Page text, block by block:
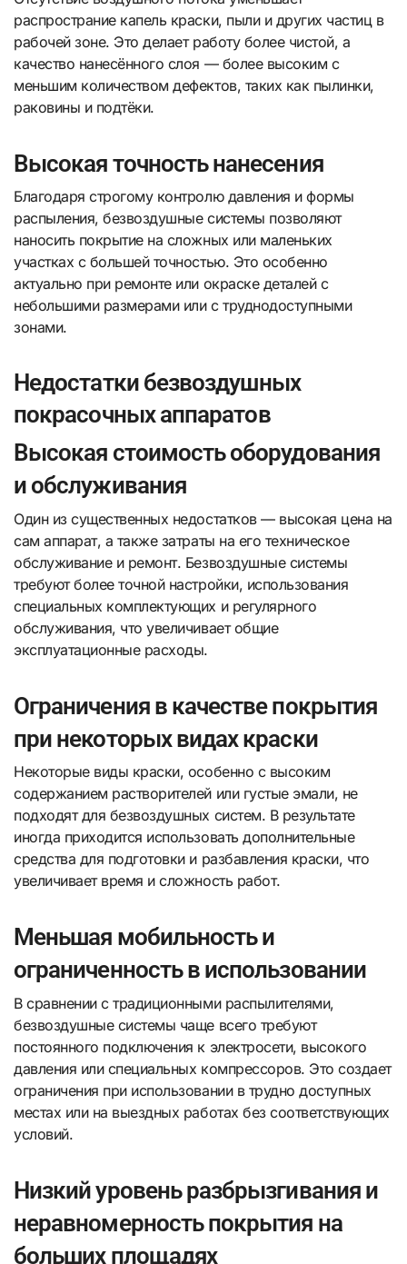
распространие капель краски, пыли и других частиц в
рабочей зоне. Это делает работу более чистой, а
качество нанесённого слоя — более высоким с
меньшим количеством дефектов, таких как пылинки,
раковины и подтёки.
Высокая точность нанесения
Благодаря строгому контролю давления и формы
распыления, безвоздушные системы позволяют
наносить покрытие на сложных или маленьких
участках с большей точностью. Это особенно
актуально при ремонте или окраске деталей с
небольшими размерами или с труднодоступными
зонами.
Недостатки безвоздушных
покрасочных аппаратов
Высокая стоимость оборудования
и обслуживания
Один из существенных недостатков — высокая цена на
сам аппарат, а также затраты на его техническое
обслуживание и ремонт. Безвоздушные системы
требуют более точной настройки, использования
специальных комплектующих и регулярного
обслуживания, что увеличивает общие
эксплуатационные расходы.
Ограничения в качестве покрытия
при некоторых видах краски
Некоторые виды краски, особенно с высоким
содержанием растворителей или густые эмали, не
подходят для безвоздушных систем. В результате
иногда приходится использовать дополнительные
средства для подготовки и разбавления краски, что
увеличивает время и сложность работ.
Меньшая мобильность и
ограниченность в использовании
В сравнении с традиционными распылителями,
безвоздушные системы чаще всего требуют
постоянного подключения к электросети, высокого
давления или специальных компрессоров. Это создает
ограничения при использовании в трудно доступных
местах или на выездных работах без соответствующих
условий.
Низкий уровень разбрызгивания и
неравномерность покрытия на
больших площадях